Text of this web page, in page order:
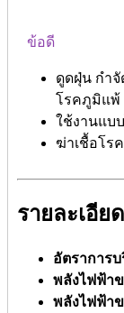
ข้อดี
ดูดฝุ่น กำ
โรคภูมิแพ้
ใช้งานแบ
ฆ่าเชื้อโร
รายละเอีย
อัตราการ
พลังไฟฟ้าข
พลังไฟฟ้า